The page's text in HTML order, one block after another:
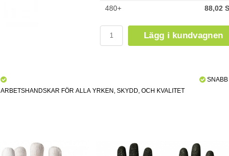
480+
88,02
Lägg i kundvagnen
ARBETSHANDSKAR FÖR ALLA YRKEN, SKYDD, OCH KVALITET
SNABB